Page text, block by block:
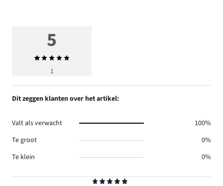
5
Gemiddelde
beoordeling
1
Dit zeggen klanten over het artikel:
Valt als verwacht
100%
Te groot
0%
Te klein
0%